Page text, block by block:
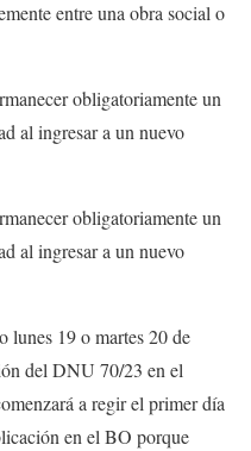
entre una obra social o
obligatoriamente un
al ingresar a un nuevo
obligatoriamente un
al ingresar a un nuevo
lunes 19 o martes 20 de
del DNU 70/23 en el
a regir el primer día
en el BO porque